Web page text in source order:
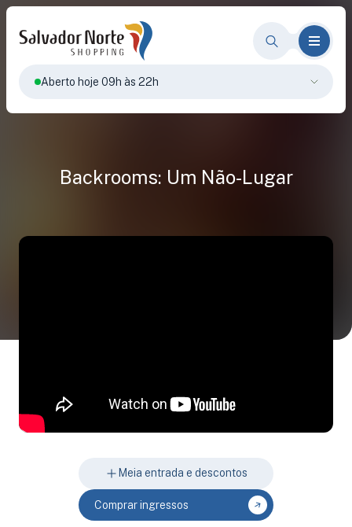
Aberto hoje 09h às 22h
Backrooms: Um Não-Lugar
Meia entrada e descontos
Comprar ingressos